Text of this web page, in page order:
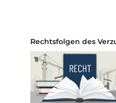
Rechtsfolgen des